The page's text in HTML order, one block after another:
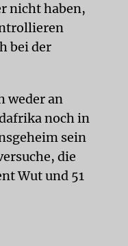
nicht haben,
bei der
weder an
noch in
sein
die
Wut und 51